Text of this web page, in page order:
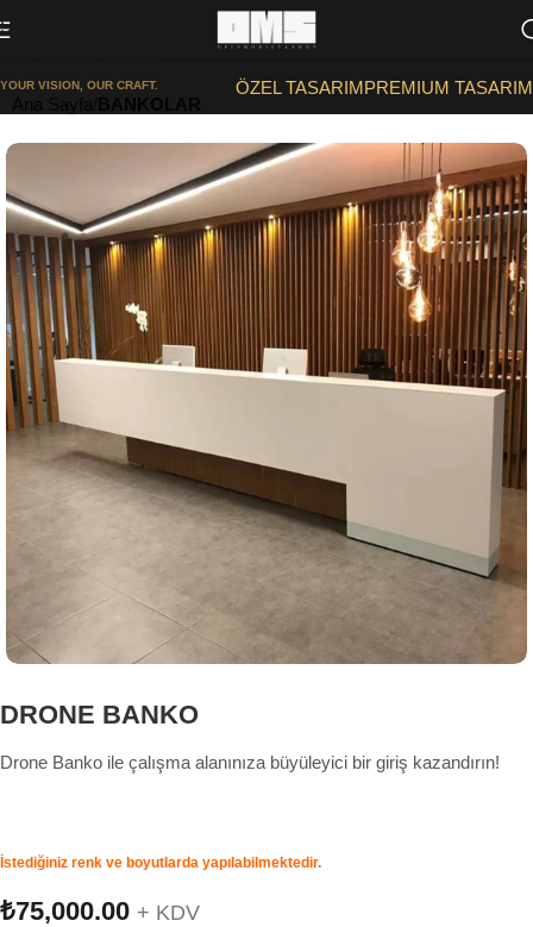
Skip to navigation
YOUR VISION, OUR CRAFT. ÖZEL TASARIMPREMIUM TASARIM
DRONE BANKO
Drone Banko ile çalışma alanınıza büyüleyici bir giriş kazandırın!
İstediğiniz renk ve boyutlarda yapılabilmektedir.
₺75,000.00 + KDV